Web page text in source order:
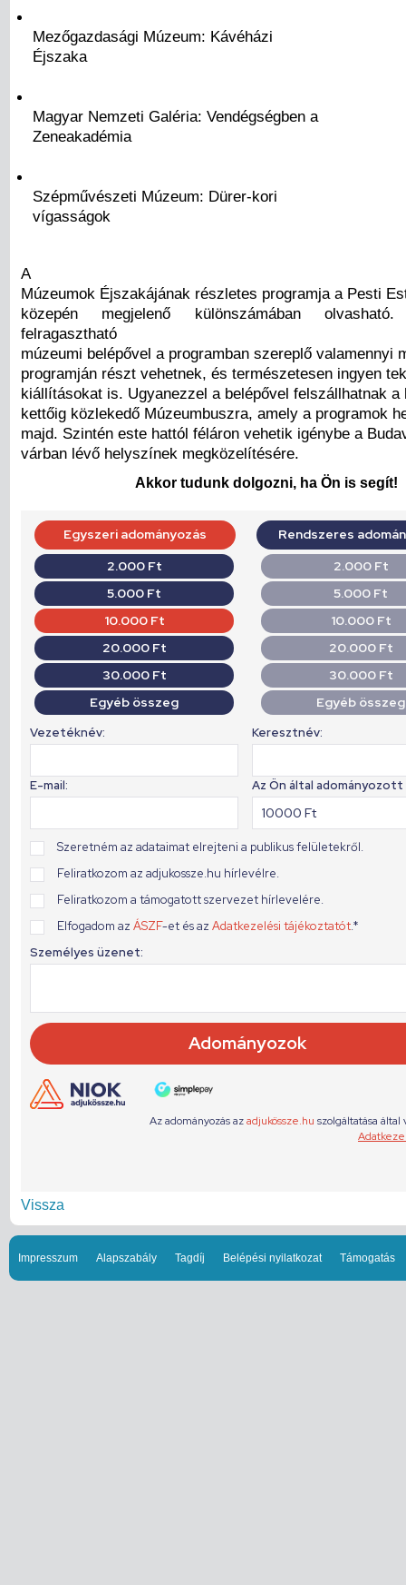
Mezőgazdasági Múzeum: Kávéházi
Éjszaka
Magyar Nemzeti Galéria: Vendégségben a
Zeneakadémia
Szépművészeti Múzeum: Dürer-kori
vígasságok
A
Múzeumok Éjszakájának részletes programja a Pesti
közepén megjelenő különszámában
felragasztható
múzeumi belépővel a programban szereplő valamennyi
programján részt vehetnek, és természetesen ingyen
kiállításokat is. Ugyanezzel a belépővel felszállhatnak a
kettőig közlekedő Múzeumbuszra, amely a programok
majd. Szintén este hattól féláron vehetik igénybe a
várban lévő helyszínek megközelítésére.
Akkor tudunk dolgozni, ha Ön is segít!
Vissza
Impresszum Alapszabály Tagdíj Belépési nyilatkozat Támogatás